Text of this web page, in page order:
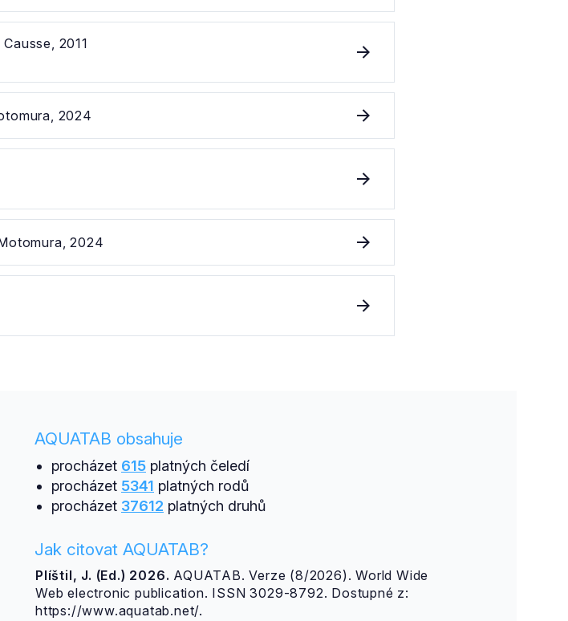
2011
2024
2024
AQUATAB obsahuje
procházet 615platných čeledí
procházet 5341 platných rodů
procházet 37612 platných druhů
Jak citovat AQUATAB?
Plíštil, J. (Ed.) 2026. AQUATAB. Verze (8/2026). World Wide
Web electronic publication. ISSN 3029-8792. Dostupné z:
https://www.aquatab.net/.